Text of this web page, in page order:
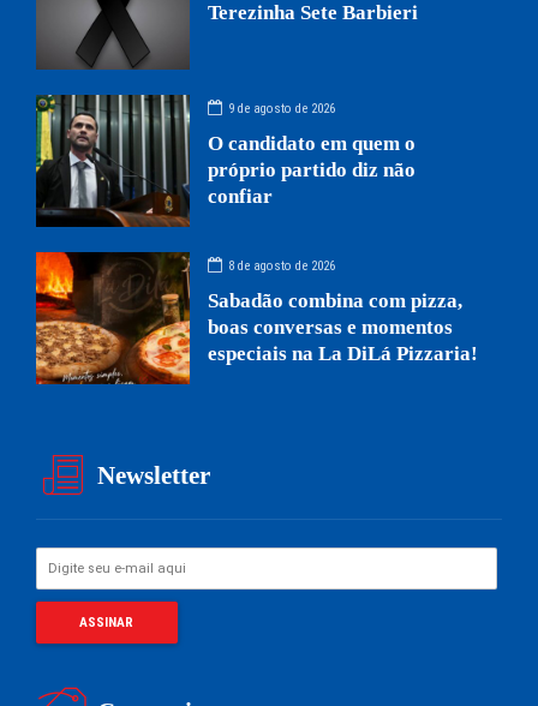
Terezinha Sete Barbieri
9 de agosto de 2026
O candidato em quem o
próprio partido diz não
confiar
8 de agosto de 2026
Sabadão combina com pizza,
boas conversas e momentos
especiais na La DiLá Pizzaria!
Newsletter